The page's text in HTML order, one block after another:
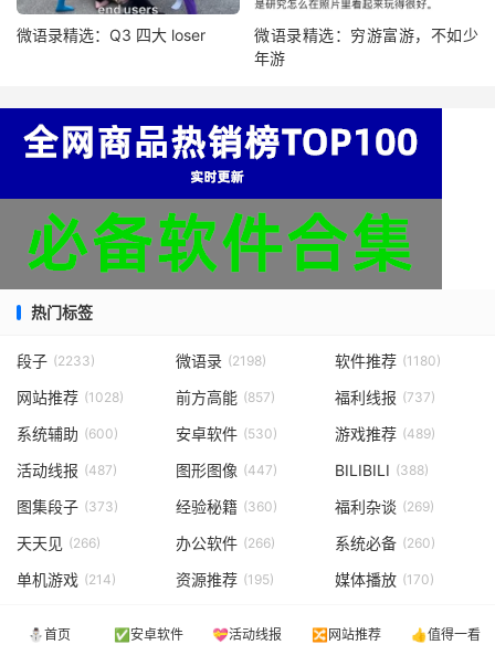
微语录精选：Q3 四大 loser
微语录精选：穷游富游，不如少
年游
热门标签
段子 (2233) 微语录 (2198) 软件推荐 (1180)
网站推荐 (1028) 前方高能 (857) 福利线报 (737)
系统辅助 (600) 安卓软件 (530) 游戏推荐 (489)
活动线报 (487) 图形图像 (447) BILIBILI (388)
图集段子 (373) 经验秘籍 (360) 福利杂谈 (269)
天天见 (266) 办公软件 (266) 系统必备 (260)
单机游戏 (214) 资源推荐 (195) 媒体播放 (170)
⛄首页 ✅安卓软件 💝活动线报 🔀网站推荐 👍值得一看